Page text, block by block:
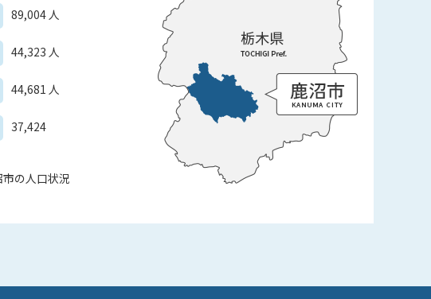
89,004人
44,323 人
44,681 人
37,424
市の人口状況